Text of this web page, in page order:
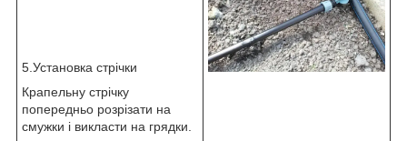
5.Установка стрічки
Крапельну стрічку
попередньо розрізати на
смужки і викласти на грядки.